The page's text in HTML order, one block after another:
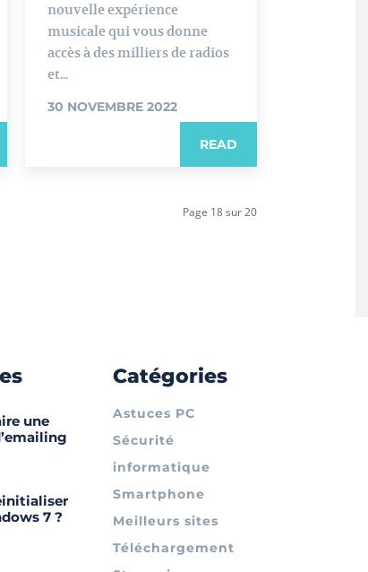
nouvelle expérience
musicale qui vous donne
accès à des milliers de radios
et...
30 NOVEMBRE 2022
READ
Page 18 sur 20
une
7 ?
Catégories
Astuces PC
Sécurité
informatique
Smartphone
Meilleurs sites
Téléchargement